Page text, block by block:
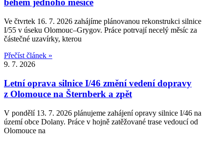
během jednoho měsíce
Ve čtvrtek 16. 7. 2026 zahájíme plánovanou rekonstrukci silnice
I/55 v úseku Olomouc–Grygov. Práce potrvají necelý měsíc za
částečné uzavírky, kterou
Přečíst článek »
9. 7. 2026
Letní oprava silnice I/46 změní vedení dopravy
z Olomouce na Šternberk a zpět
V pondělí 13. 7. 2026 plánujeme zahájení opravy silnice I/46 na
území obce Dolany. Práce v hojně zatěžované trase vedoucí od
Olomouce na